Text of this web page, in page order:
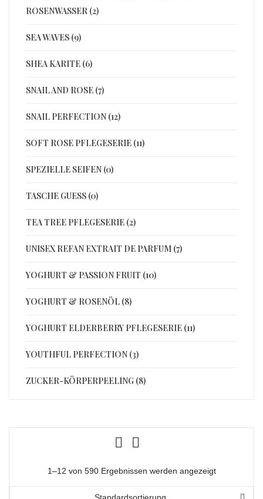
ROSENWASSER (2)
SEA WAVES (9)
SHEA KARITE (6)
SNAIL AND ROSE (7)
SNAIL PERFECTION (12)
SOFT ROSE PFLEGESERIE (11)
SPEZIELLE SEIFEN (0)
TASCHE GUESS (0)
TEA TREE PFLEGESERIE (2)
UNISEX REFAN EXTRAIT DE PARFUM (7)
YOGHURT & PASSION FRUIT (10)
YOGHURT & ROSENÖL (8)
YOGHURT ELDERBERRY PFLEGESERIE (11)
YOUTHFUL PERFECTION (3)
ZUCKER-KÖRPERPEELING (8)
1–12 von 590 Ergebnissen werden angezeigt